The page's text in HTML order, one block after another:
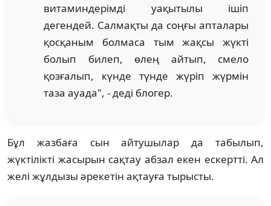
витаминдерімді уақытылы ішіп
дегендей. Салмақты да соңғы апталары
қосқаным болмаса тым жақсы жүкті
болып билеп, өлең айтып, смело
қозғалып, күнде түнде жүріп жүрмін
таза ауада", - деді блогер.
Бұл жазбаға сын айтушылар да табылып,
жүктілікті жасырын сақтау абзал екен ескертті. Ал
желі жұлдызы әрекетін ақтауға тырысты.